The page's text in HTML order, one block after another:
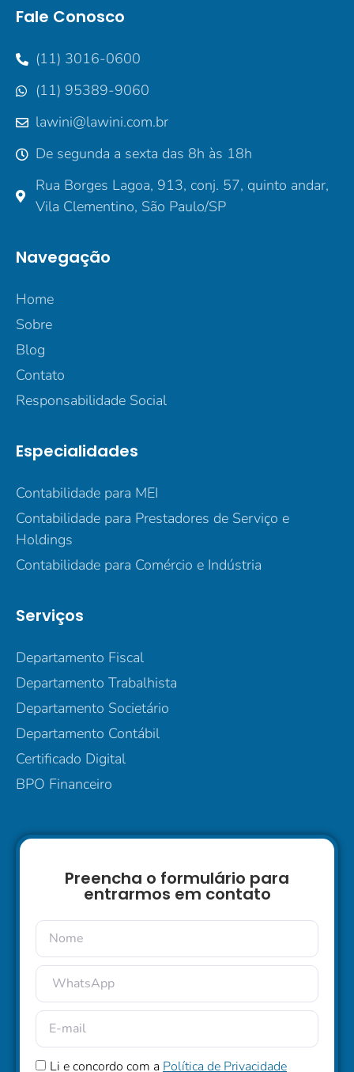
Fale Conosco
(11) 3016-0600
(11) 95389-9060
lawini@lawini.com.br
De segunda a sexta das 8h às 18h
Rua Borges Lagoa, 913, conj. 57, quinto andar,
Vila Clementino, São Paulo/SP
Navegação
Home
Sobre
Blog
Contato
Responsabilidade Social
Especialidades
Contabilidade para MEI
Contabilidade para Prestadores de Serviço e
Holdings
Contabilidade para Comércio e Indústria
Serviços
Departamento Fiscal
Departamento Trabalhista
Departamento Societário
Departamento Contábil
Certificado Digital
BPO Financeiro
Preencha o formulário para
entrarmos em contato
Li e concordo com a Política de Privacidade